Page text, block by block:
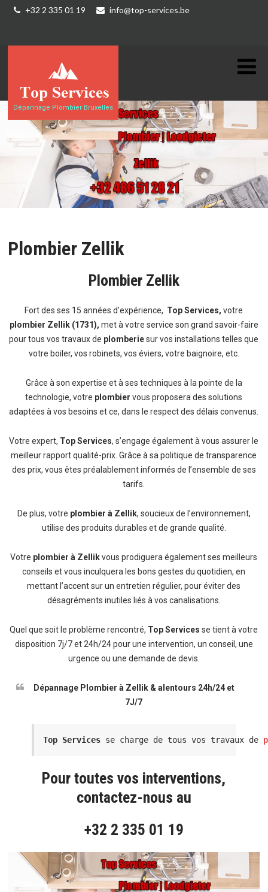
+32 2 335 01 19 info@top-services.be
Dépannage Plombier Bruxelles
Plombier Zellik
Plombier Zellik
Fort des ses 15 années d’expérience, Top Services, votre
plombier Zellik (1731), met à votre service son grand savoir-faire
pour tous vos travaux de plomberiesur vos installations telles que
votre boiler, vos robinets, vos éviers, votre baignoire, etc.
Grâce à son expertise et à ses techniques à la pointe de la
technologie, votre plombier vous proposera des solutions
adaptées à vos besoins et ce, dans le respect des délais convenus.
Votre expert, Top Services, s’engage également à vous assurer le
meilleur rapport qualité-prix. Grâce à sa politique de transparence
des prix, vous êtes préalablement informés de l’ensemble de ses
tarifs.
De plus, votre plombier à Zellik, soucieux de l’environnement,
utilise des produits durables et de grande qualité.
Votre plombier à Zellikvous prodiguera également ses meilleurs
conseils et vous inculquera les bons gestes du quotidien, en
mettant l’accent sur un entretien régulier, pour éviter des
désagréments inutiles liés à vos canalisations.
Quel que soit le problème rencontré, Top Services se tient à votre
disposition 7j/7 et 24h/24 pour une intervention, un conseil, une
urgence ou une demande de devis.
Dépannage Plombier à Zellik & alentours 24h/24 et
7J/7
Top Services se charge de tous vos travaux de
Pour toutes vos interventions,
contactez-nous au
+32 2 335 01 19